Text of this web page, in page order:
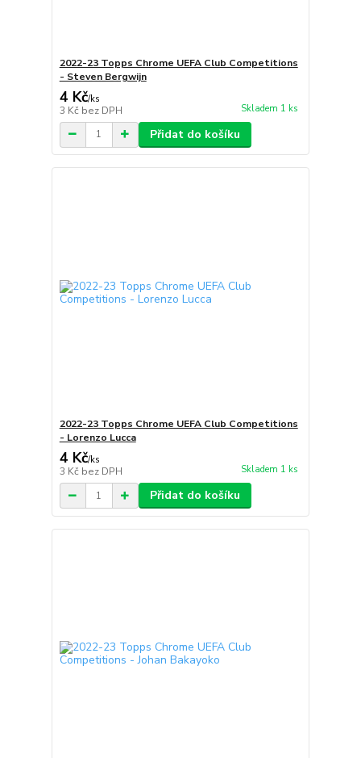
2022-23 Topps Chrome UEFA Club Competitions
- Steven Bergwijn
4 Kč/ks
3 Kč bez DPH Skladem 1 ks
Přidat do košíku
2022-23 Topps Chrome UEFA Club Competitions
- Lorenzo Lucca
4 Kč/ks
3 Kč bez DPH Skladem 1 ks
Přidat do košíku